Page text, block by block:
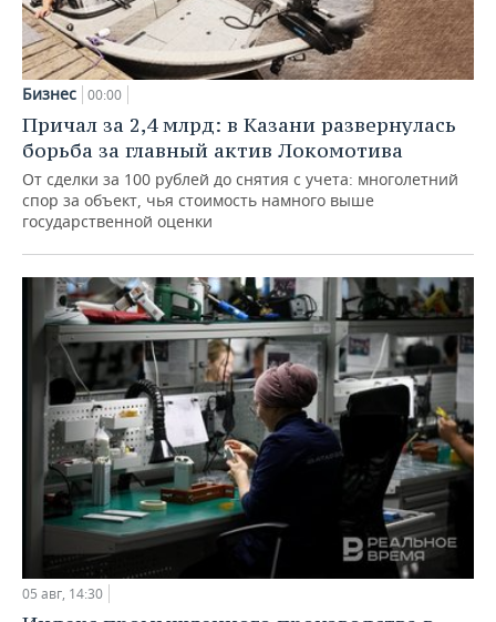
Бизнес 00:00
Причал за 2,4 млрд: в Казани развернулась
борьба за главный актив Локомотива
От сделки за 100 рублей до снятия с учета: многолетний
спор за объект, чья стоимость намного выше
государственной оценки
05 авг, 14:30